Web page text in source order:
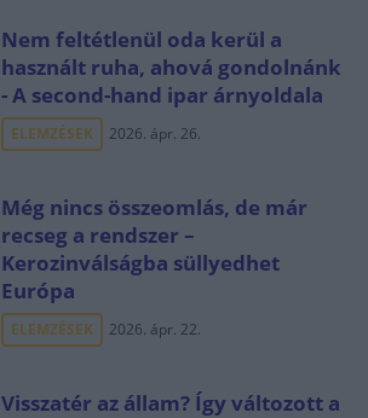
Nem feltétlenül oda kerül a
használt ruha, ahová gondolnánk
- A second-hand ipar árnyoldala
ELEMZÉSEK 2026. ápr. 26.
Még nincs összeomlás, de már
recseg a rendszer –
Kerozinválságba süllyedhet
Európa
ELEMZÉSEK 2026. ápr. 22.
Visszatér az állam? Így változott a